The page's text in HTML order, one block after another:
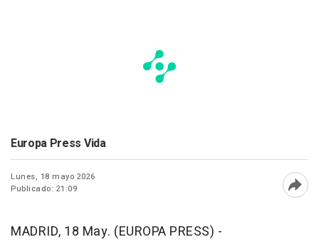
Europa Press Vida
Lunes, 18 mayo 2026
Publicado: 21:09
MADRID, 18 May. (EUROPA PRESS) -